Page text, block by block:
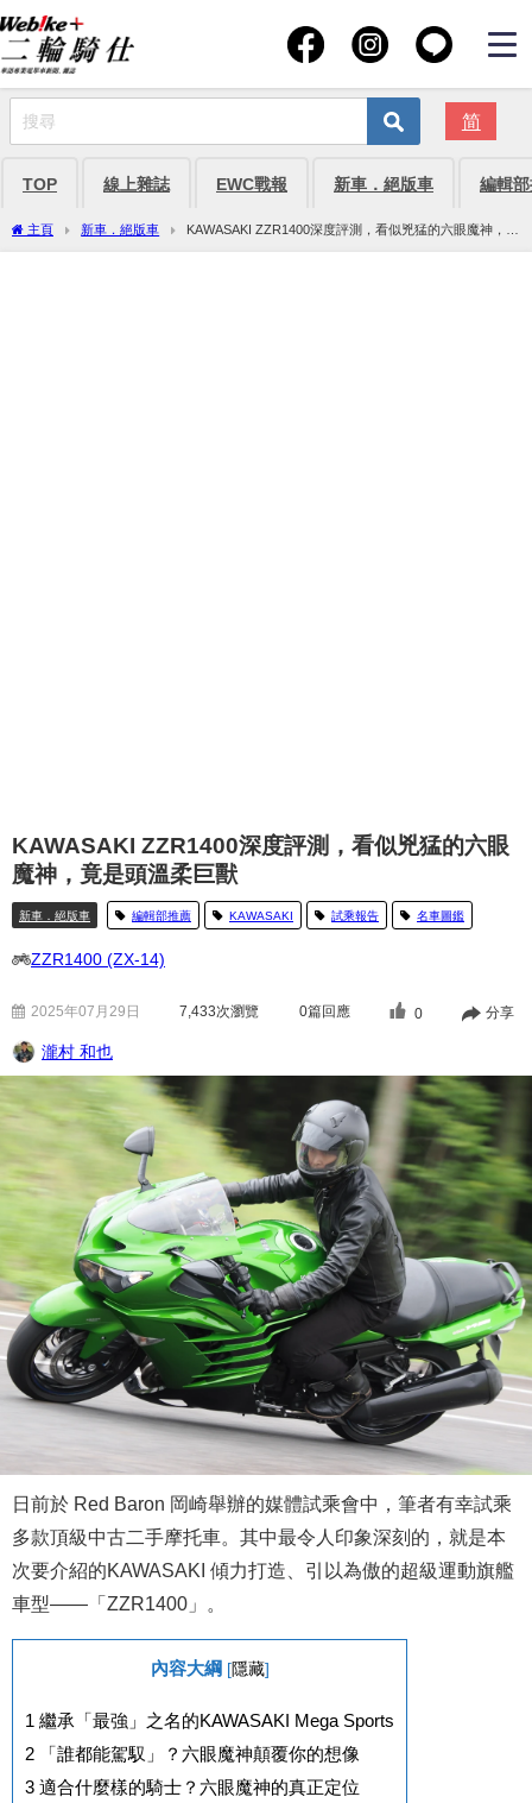
简
TOP 線上雜誌 EWC戰報 新車．絕版車 編輯
主頁 新車．絕版車
KAWASAKI ZZR1400深度評測，看似兇猛的六眼魔神，竟
是頭溫柔巨獸
KAWASAKI ZZR1400深度評測，看似兇猛的六眼
魔神，竟是頭溫柔巨獸
新車．絕版車 編輯部推薦 KAWASAKI 試乘報告 名車圖鑑
ZZR1400 (ZX-14)
2025年07月29日 7,433次瀏覽 0篇回應 0 分享
瀧村 和也
日前於 Red Baron 岡崎舉辦的媒體試乘會中，筆者有幸試乘
多款頂級中古二手摩托車。其中最令人印象深刻的，就是本
次要介紹的KAWASAKI 傾力打造、引以為傲的超級運動旗艦
車型——「ZZR1400」。
內容大綱 [隱藏]
1 繼承「最強」之名的KAWASAKI Mega Sports
2 「誰都能駕馭」？六眼魔神顛覆你的想像
3 適合什麼樣的騎士？六眼魔神的真正定位